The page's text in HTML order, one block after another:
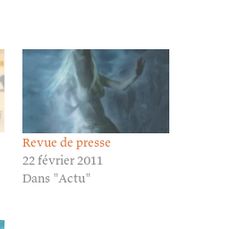
Revue de presse
22 février 2011
Dans "Actu"